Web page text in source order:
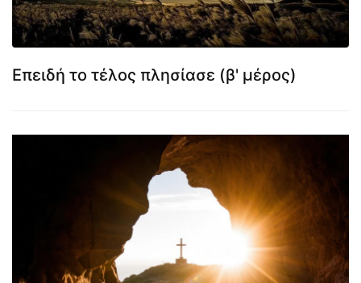
Επειδή το τέλος πλησίασε (β' μέρος)